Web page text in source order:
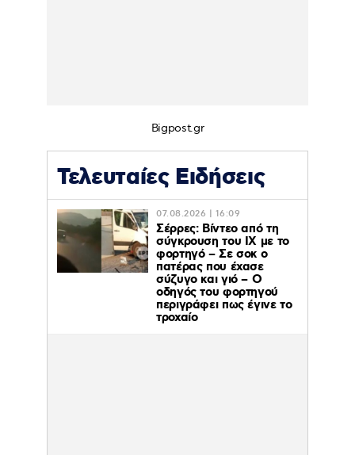
Bigpost.gr
Τελευταίες Ειδήσεις
07.08.2026 | 16:09
Σέρρες: Βίντεο από τη
σύγκρουση του ΙΧ με το
φορτηγό – Σε σοκ ο
πατέρας που έχασε
σύζυγο και γιό – Ο
οδηγός του φορτηγού
περιγράφει πως έγινε το
τροχαίο